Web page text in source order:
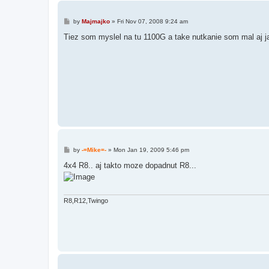
P
s
by Majmajko» Fri Nov 07, 2008 9:24 am
Tiez som myslel na tu 1100G a take nutkanie som mal aj
P
s
t
by -=Mike=-» Mon Jan 19, 2009 5:46 pm
4x4 R8.. aj takto moze dopadnut R8...
R8,R12,Twingo